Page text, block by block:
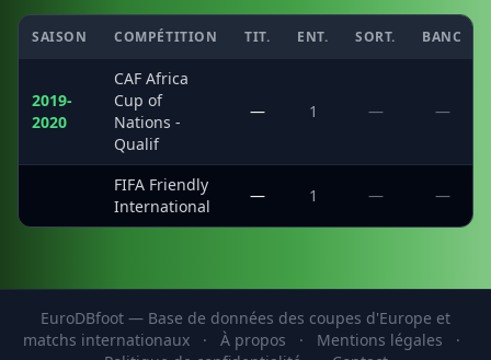
SAISON COMPÉTITION TIT. ENT. SORT. BANC
2019-
2020
CAF Africa
Cup of
Nations -
Qualif
— 1 — —
FIFA Friendly
International
— 1 — —
EuroDBfoot — Base de données des coupes d'Europe et
matchs internationaux
· À propos · Mentions légales
·